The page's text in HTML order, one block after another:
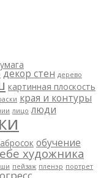
декор стен дерево
картинная плоскость
края и контуры
лицо люди
обучение
художника
пейзаж пленэр портрет